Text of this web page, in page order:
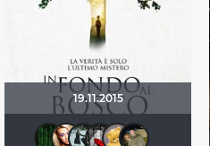
19.11.2015
MatrixVictori_a